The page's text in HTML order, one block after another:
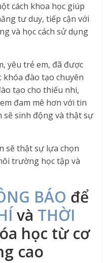
cách khoa học giúp
tư duy, tiếp cận với
và học cách sử dụng
yêu trẻ em, đã được
khóa đào tạo chuyên
tạo cho thiếu nhi,
đam mê hơn với tin
sẽ sinh động và thật sự
sẽ thật sự lựa chọn
trường học tập và
BÁO để
và THỜI
học từ cơ
cao